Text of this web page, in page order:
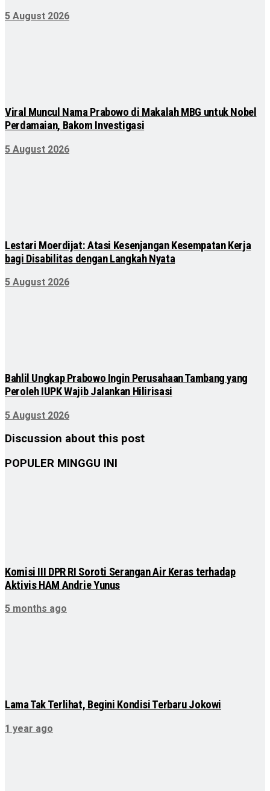
5 August 2026
Viral Muncul Nama Prabowo di Makalah MBG untuk Nobel
Perdamaian, Bakom Investigasi
5 August 2026
Lestari Moerdijat: Atasi Kesenjangan Kesempatan Kerja
bagi Disabilitas dengan Langkah Nyata
5 August 2026
Bahlil Ungkap Prabowo Ingin Perusahaan Tambang yang
Peroleh IUPK Wajib Jalankan Hilirisasi
5 August 2026
Discussion about this post
POPULER MINGGU INI
Komisi III DPR RI Soroti Serangan Air Keras terhadap
Aktivis HAM Andrie Yunus
5 months ago
Lama Tak Terlihat, Begini Kondisi Terbaru Jokowi
1 year ago